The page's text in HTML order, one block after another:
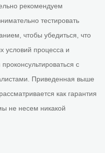
рекомендуем
тестировать
чтобы убедиться, что
условий процесса и
с
Приведенная выше
как гарантия
не несем никакой